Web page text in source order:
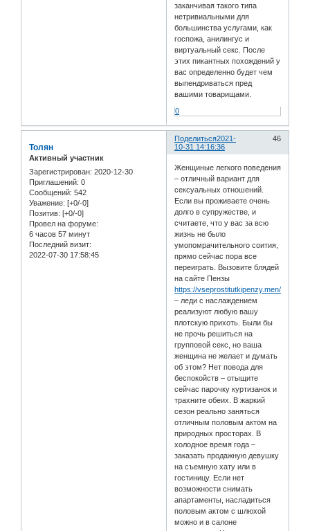
заканчивая такого типа
нетривиальными для
большинства услугами, как
госпожа, анилингус и
виртуальный секс. После
этих пикантных похождений у
вас определенно будет чем
выпендриваться пред
вашими товарищами.
0
Поделиться 46
2021-
10-31 14:16:36
Толян
Активный участник
Зарегистрирован: 2020-12-30
Приглашений: 0
Сообщений: 542
Уважение: [+0/-0]
Позитив: [+0/-0]
Провел на форуме:
6 часов 57 минут
Последний визит:
2022-07-30 17:58:45
Женщиные легкого поведения
– отличный вариант для
сексуальных отношений.
Если вы проживаете очень
долго в супружестве, и
считаете, что у вас за всю
жизнь не было
умопомрачительного соития,
прямо сейчас пора все
переиграть. Вызовите блядей
на сайте Пензы
https://vseprostitutkipenzy.men/serv/
– леди с наслаждением
реализуют любую вашу
плотскую прихоть. Были бы
не прочь решиться на
групповой секс, но ваша
женщина не желает и думать
об этом? Нет повода для
беспокойств – отыщите
сейчас парочку куртизанок и
трахните обеих. В жаркий
сезон реально заняться
отличным половым актом на
природных просторах. В
холодное время года –
заказать продажную девушку
на съемную хату или в
гостиницу. Если нет
возможности снимать
апартаменты, насладиться
половым актом с шлюхой
можно и в салоне